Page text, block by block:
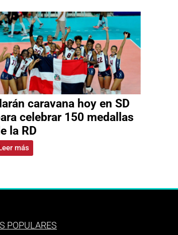
caravana hoy en SD
celebrar 150 medallas
la RD
más
POPULARES